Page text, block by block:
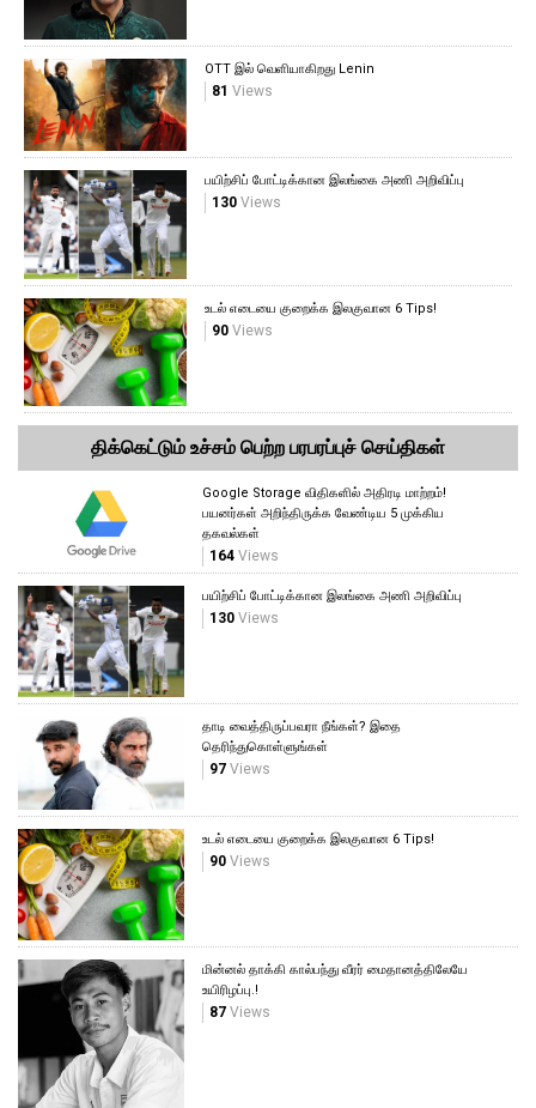
OTT இல் வெளியாகிறது Lenin
81 Views
பயிற்சிப் போட்டிக்கான இலங்கை அணி அறிவிப்பு
130Views
உடல் எடையை குறைக்க இலகுவான 6 Tips!
90Views
திக்கெட்டும் உச்சம் பெற்ற பரபரப்புச் செய்திகள்
Google Storage விதிகளில் அதிரடி மாற்றம்!
பயனர்கள் அறிந்திருக்க வேண்டிய 5 முக்கிய
தகவல்கள்
164 Views
பயிற்சிப் போட்டிக்கான இலங்கை அணி அறிவிப்பு
130 Views
தாடி வைத்திருப்பவரா நீங்கள்? இதை
தெரிந்துகொள்ளுங்கள்
97 Views
உடல் எடையை குறைக்க இலகுவான 6 Tips!
90 Views
மின்னல் தாக்கி கால்பந்து வீரர் மைதானத்திலேயே
உயிரிழப்பு.!
87 Views